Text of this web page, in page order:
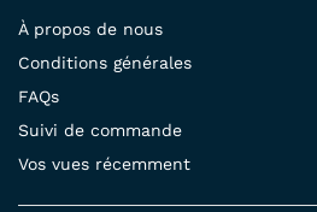
À propos de nous
Conditions générales
FAQs
Suivi de commande
Vos vues récemment